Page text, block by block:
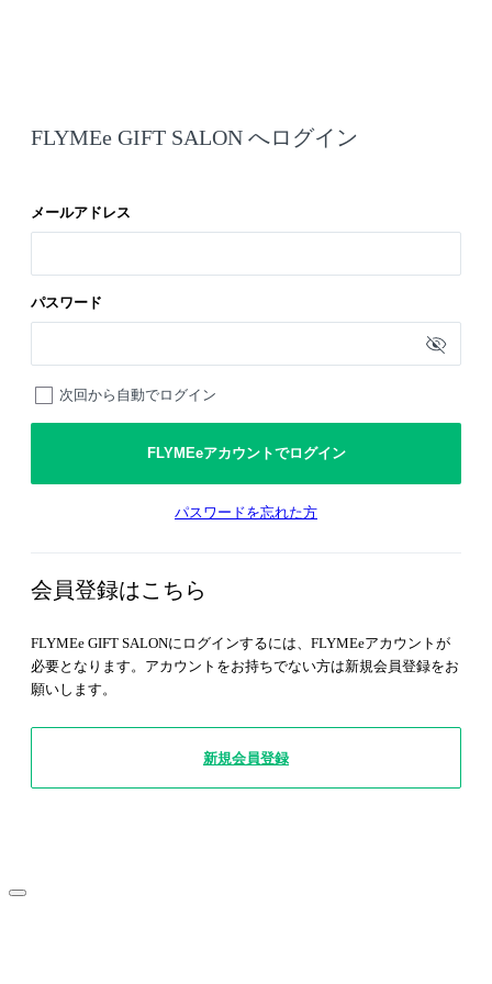
FLYMEe GIFT SALON へログイン
メールアドレス
パスワード
次回から自動でログイン
FLYMEeアカウントでログイン
パスワードを忘れた方
会員登録はこちら
FLYMEe GIFT SALONにログインするには、FLYMEeアカウントが
必要となります。アカウントをお持ちでない方は新規会員登録をお
願いします。
新規会員登録